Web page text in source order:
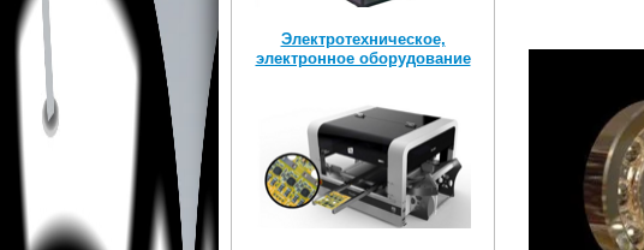
Электротехническое,
электронное оборудование